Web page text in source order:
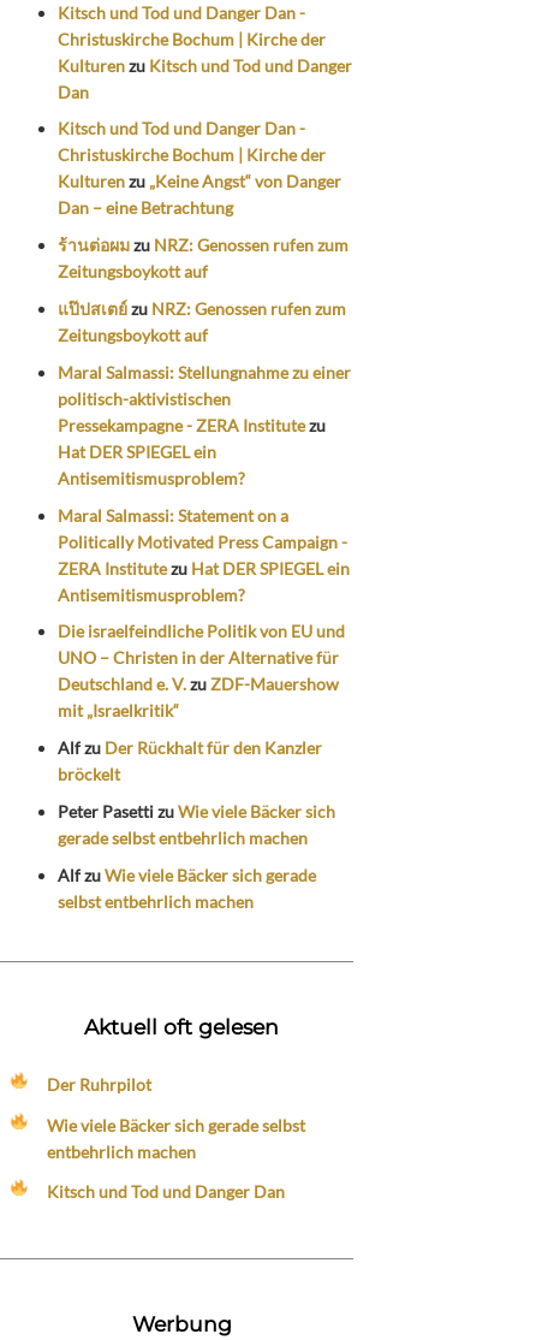
Kitsch und Tod und Danger Dan -
Christuskirche Bochum | Kirche der
Kulturenzu Kitsch und Tod und Danger
Dan
Kitsch und Tod und Danger Dan -
Christuskirche Bochum | Kirche der
Kulturenzu „Keine Angst“ von Danger
Dan – eine Betrachtung
ร้านต่อผมzu NRZ: Genossen rufen zum
Zeitungsboykott auf
แป๊ปสเตย์zu NRZ: Genossen rufen zum
Zeitungsboykott auf
Maral Salmassi: Stellungnahme zu einer
politisch-aktivistischen
Pressekampagne - ZERA Institutezu
Hat DER SPIEGEL ein
Antisemitismusproblem?
Maral Salmassi: Statement on a
Politically Motivated Press Campaign -
ZERA Institutezu Hat DER SPIEGEL ein
Antisemitismusproblem?
Die israelfeindliche Politik von EU und
UNO – Christen in der Alternative für
Deutschland e. V.zuZDF-Mauershow
mit „Israelkritik“
Alfzu Der Rückhalt für den Kanzler
bröckelt
Peter PasettizuWie viele Bäcker sich
gerade selbst entbehrlich machen
AlfzuWie viele Bäcker sich gerade
selbst entbehrlich machen
Aktuell oft gelesen
Der Ruhrpilot
Wie viele Bäcker sich gerade selbst
entbehrlich machen
Kitsch und Tod und Danger Dan
Werbung